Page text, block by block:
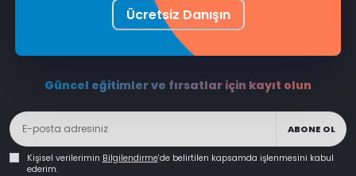
Ücretsiz Danışın
Güncel eğitimler ve fırsatlar için kayıt olun
ABONE OL
Kişisel verilerimin Bilgilendirme'de belirtilen kapsamda işlenmesini kabul
ederim.